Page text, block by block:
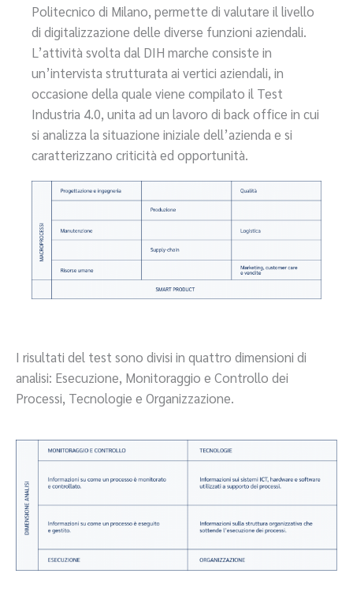
Politecnico di Milano, permette di valutare il livello
di digitalizzazione delle diverse funzioni aziendali.
L’attività svolta dal DIH marche consiste in
un’intervista strutturata ai vertici aziendali, in
occasione della quale viene compilato il Test
Industria 4.0, unita ad un lavoro di back office in cui
si analizza la situazione iniziale dell’azienda e si
caratterizzano criticità ed opportunità.
I risultati del test sono divisi in quattro dimensioni di
analisi: Esecuzione, Monitoraggio e Controllo dei
Processi, Tecnologie e Organizzazione.